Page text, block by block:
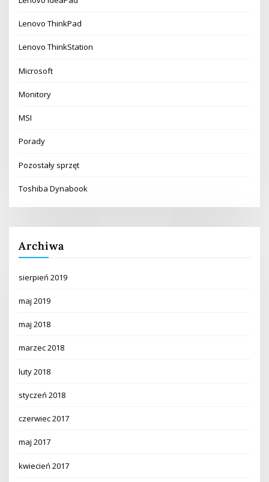
Lenovo ThinkPad
Lenovo ThinkStation
Microsoft
Monitory
MSI
Porady
Pozostały sprzęt
Toshiba Dynabook
Archiwa
sierpień 2019
maj 2019
maj 2018
marzec 2018
luty 2018
styczeń 2018
czerwiec 2017
maj 2017
kwiecień 2017